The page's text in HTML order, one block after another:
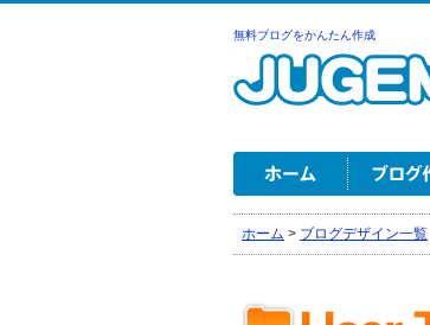
無料ブログをかんたん作成
ホーム > ブログデザイン一覧